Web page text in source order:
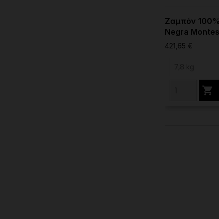
Ζαμπόν
Negra
421,65 €
